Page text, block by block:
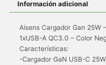
Información adicional
Aisens Cargador Gan 25W
1xUSB-A QC3.0 – Color
Características:
-Cargador GaN USB-C